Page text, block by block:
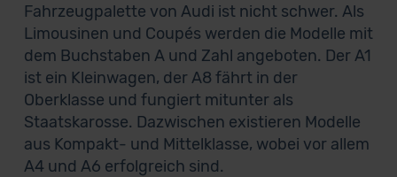
Fahrzeugpalette von Audi ist nicht schwer. Als
Limousinen und Coupés werden die Modelle mit
dem Buchstaben A und Zahl angeboten. Der A1
ist ein Kleinwagen, der A8 fährt in der
Oberklasse und fungiert mitunter als
Staatskarosse. Dazwischen existieren Modelle
aus Kompakt- und Mittelklasse, wobei vor allem
A4 und A6 erfolgreich sind.